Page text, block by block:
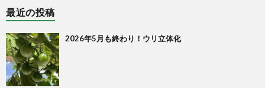
最近の投稿
2026年5月も終わり！ウリ立体化